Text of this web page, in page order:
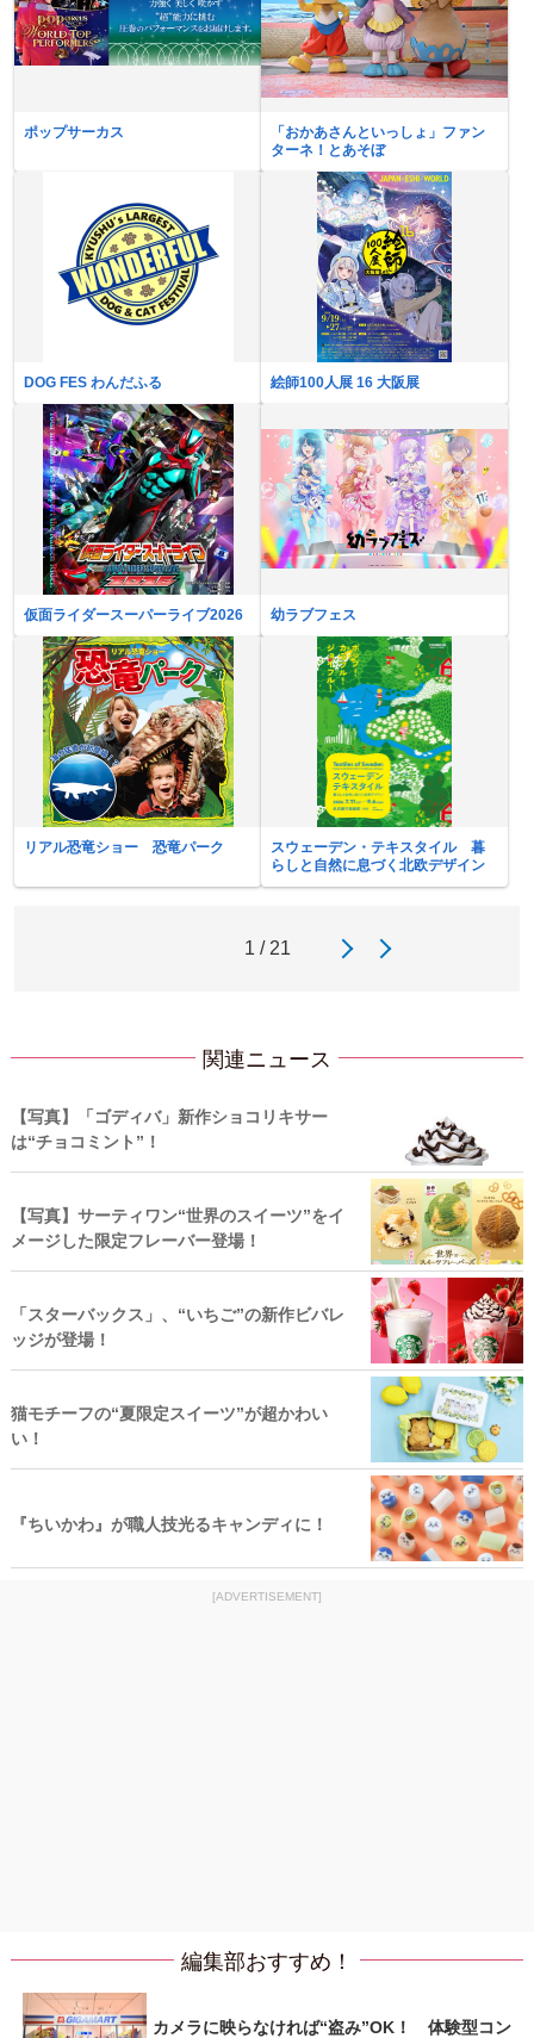
ポップサーカス
「おかあさんといっしょ」ファン
ターネ！とあそぼ
DOG FES わんだふる 絵師100人展 16 大阪展
仮面ライダースーパーライブ2026 幼ラブフェス
リアル恐竜ショー 恐竜パーク
スウェーデン・テキスタイル 暮
らしと自然に息づく北欧デザイン
1 / 21
関連ニュース
【写真】「ゴディバ」新作ショコリキサー
は“チョコミント”！
【写真】サーティワン“世界のスイーツ”をイ
メージした限定フレーバー登場！
「スターバックス」、“いちご”の新作ビバレ
ッジが登場！
猫モチーフの“夏限定スイーツ”が超かわい
い！
『ちいかわ』が職人技光るキャンディに！
[ADVERTISEMENT]
編集部おすすめ！
カメラに映らなければ“盗み”OK！ 体験型コン